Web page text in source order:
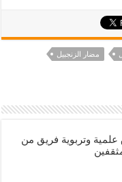
مضار الزنجبيل
وتربوية فريق من